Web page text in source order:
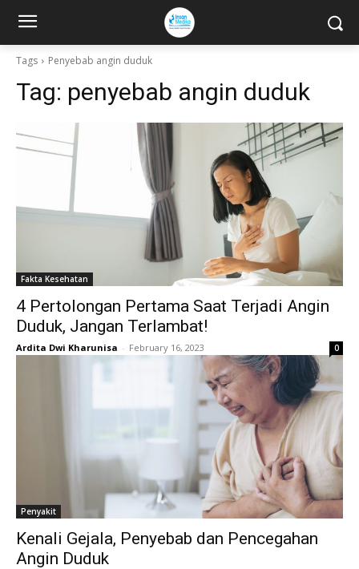
Tags Penyebab angin duduk
Tag: penyebab angin duduk
Fakta Kesehatan
4 Pertolongan Pertama Saat Terjadi Angin
Duduk, Jangan Terlambat!
Ardita Dwi Kharunisa - February 16, 2023 0
Penyakit
Kenali Gejala, Penyebab dan Pencegahan
Angin Duduk